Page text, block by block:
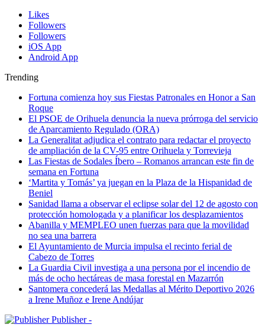
Likes
Followers
Followers
iOS App
Android App
Trending
Fortuna comienza hoy sus Fiestas Patronales en Honor a San
Roque
El PSOE de Orihuela denuncia la nueva prórroga del servicio
de Aparcamiento Regulado (ORA)
La Generalitat adjudica el contrato para redactar el proyecto
de ampliación de la CV-95 entre Orihuela y Torrevieja
Las Fiestas de Sodales Íbero – Romanos arrancan este fin de
semana en Fortuna
‘Martita y Tomás’ ya juegan en la Plaza de la Hispanidad de
Beniel
Sanidad llama a observar el eclipse solar del 12 de agosto con
protección homologada y a planificar los desplazamientos
Abanilla y MEMPLEO unen fuerzas para que la movilidad
no sea una barrera
El Ayuntamiento de Murcia impulsa el recinto ferial de
Cabezo de Torres
La Guardia Civil investiga a una persona por el incendio de
más de ocho hectáreas de masa forestal en Mazarrón
Santomera concederá las Medallas al Mérito Deportivo 2026
a Irene Muñoz e Irene Andújar
Publisher -